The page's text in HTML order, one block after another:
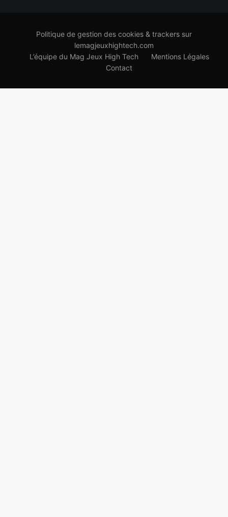
Politique de gestion des cookies & trackers sur
lemagjeuxhightech.com
L’équipe du Mag Jeux High Tech
Mentions Légales
Contact